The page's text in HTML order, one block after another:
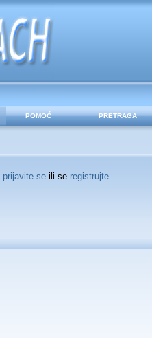
POMOĆ PRETRAGA
prijavite seili se registrujte.